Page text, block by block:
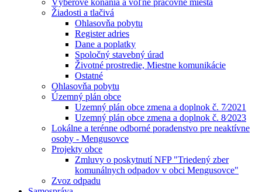
Výberové konania a voľné pracovné miesta
Žiadosti a tlačivá
Ohlasovňa pobytu
Register adries
Dane a poplatky
Spoločný stavebný úrad
Životné prostredie, Miestne komunikácie
Ostatné
Ohlasovňa pobytu
Územný plán obce
Uzemný plán obce zmena a doplnok č. 7⁄2021
Uzemný plán obce zmena a doplnok č. 8⁄2023
Lokálne a terénne odborné poradenstvo pre neaktívne
osoby - Mengusovce
Projekty obce
Zmluvy o poskytnutí NFP "Triedený zber
komunálnych odpadov v obci Mengusovce"
Zvoz odpadu